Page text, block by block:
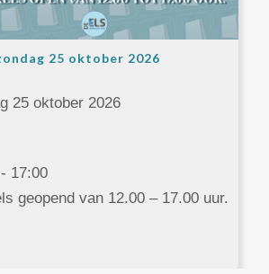
25 oktober 2026
25 oktober 2026
17:00
geopend van 12.00 – 17.00 uur.